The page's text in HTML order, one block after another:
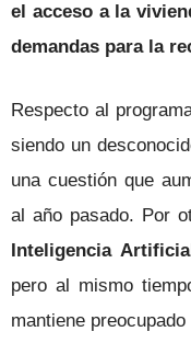
el acceso a la
demandas para la
Respecto al
siendo un
una cuestión que
al año pasado. Por
Inteligencia
pero al mismo
mantiene